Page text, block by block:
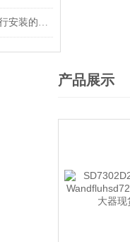
Hytorc凯特克液压阀是如何进行安装的？你可知晓？
产品展示